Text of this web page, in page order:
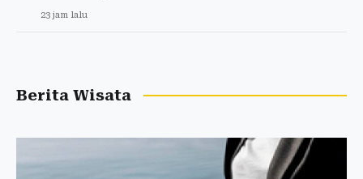
23 jam lalu
Berita Wisata